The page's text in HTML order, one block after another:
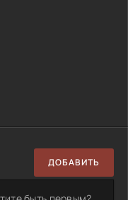
ДОБАВИТЬ